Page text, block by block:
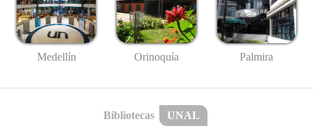
Medellín Orinoquía Palmira
Bibliotecas UNAL